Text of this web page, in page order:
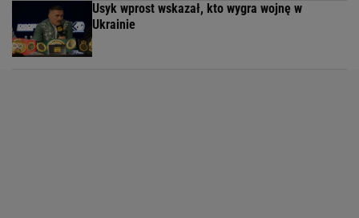
Usyk wprost wskazał, kto wygra wojnę w
Ukrainie